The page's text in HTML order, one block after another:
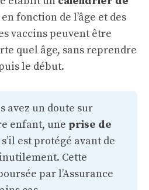
en fonction de l’âge et des
vaccins peuvent être
quel âge, sans reprendre
le début.
avez un doute sur
enfant, une prise de
est protégé avant de
Cette
par l’Assurance